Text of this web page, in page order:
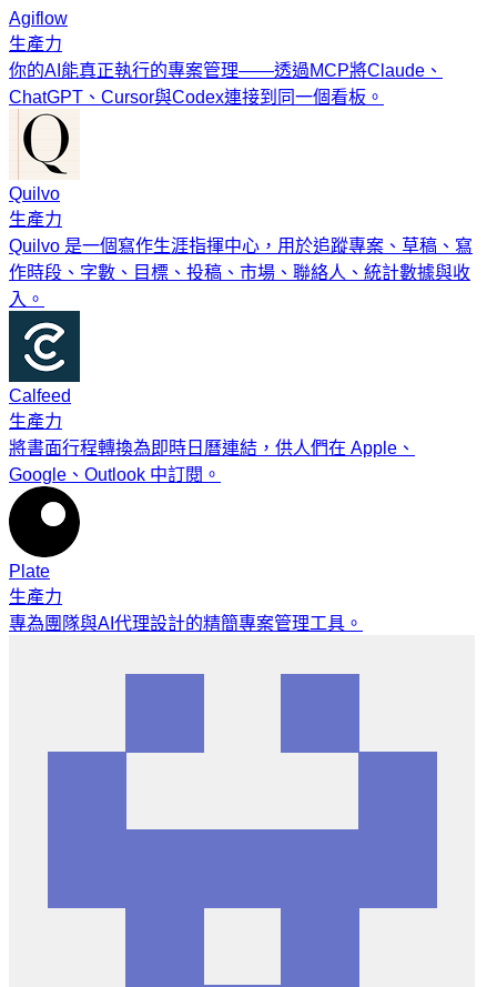
Agiflow
生產力
你的AI能真正執行的專案管理——透過MCP將Claude、
ChatGPT、Cursor與Codex連接到同一個看板。
Quilvo
生產力
Quilvo 是一個寫作生涯指揮中心，用於追蹤專案、草稿、寫
作時段、字數、目標、投稿、市場、聯絡人、統計數據與收
入。
Calfeed
生產力
將書面行程轉換為即時日曆連結，供人們在 Apple、
Google、Outlook 中訂閱。
Plate
生產力
專為團隊與AI代理設計的精簡專案管理工具。